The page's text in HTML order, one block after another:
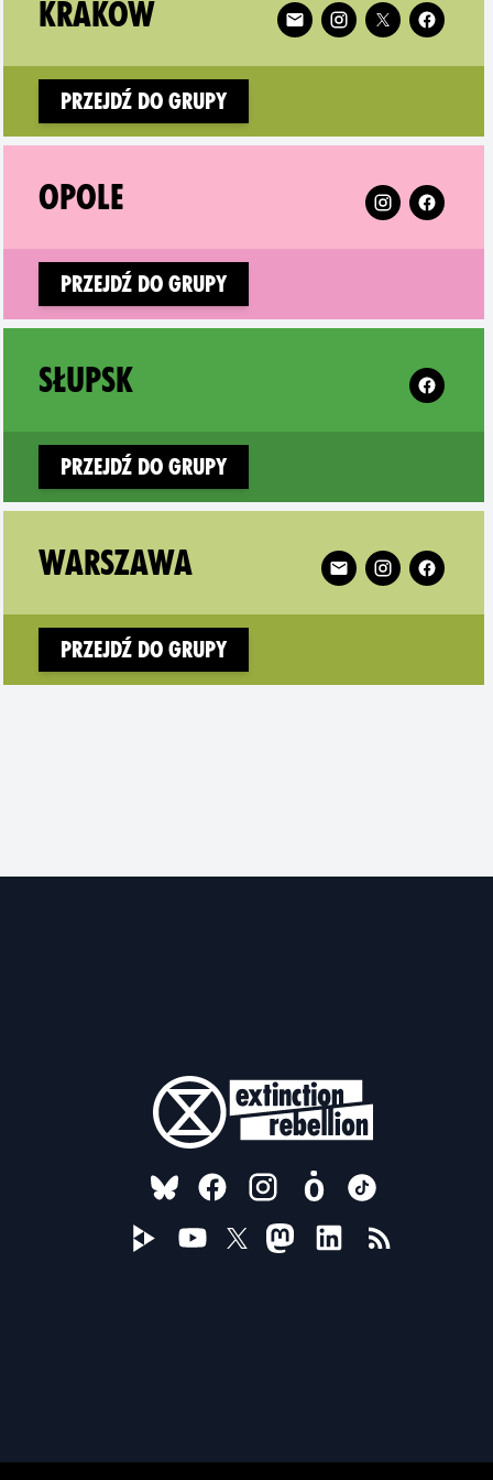
on
KRAKÓW Follow XR Kraków on
Przejdź do grupy
onOPOLE Follow XR
Przejdź do grupy
SŁUPSK Follow XR
Przejdź do grupy
on
WARSZAWA Follow XR Warszawa
Przejdź do grupy
FOLLOW US ON